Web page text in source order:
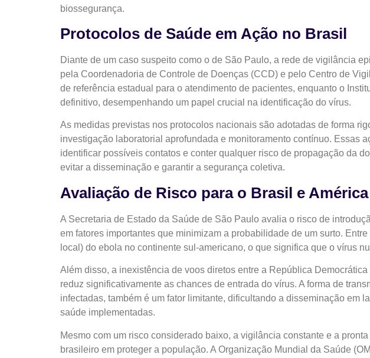
biossegurança.
Protocolos de Saúde em Ação no Brasil
Diante de um caso suspeito como o de São Paulo, a rede de vigilância
pela Coordenadoria de Controle de Doenças (CCD) e pelo Centro de
de referência estadual para o atendimento de pacientes, enquanto o
definitivo, desempenhando um papel crucial na identificação do vírus.
As medidas previstas nos protocolos nacionais são adotadas de forma
investigação laboratorial aprofundada e monitoramento contínuo. Essas
identificar possíveis contatos e conter qualquer risco de propagação da
evitar a disseminação e garantir a segurança coletiva.
Avaliação de Risco para o Brasil e
A Secretaria de Estado da Saúde de São Paulo avalia o risco de
em fatores importantes que minimizam a probabilidade de um surto.
local) do ebola no continente sul-americano, o que significa que o vírus
Além disso, a inexistência de voos diretos entre a República
reduz significativamente as chances de entrada do vírus. A forma de
infectadas, também é um fator limitante, dificultando a disseminação
saúde implementadas.
Mesmo com um risco considerado baixo, a vigilância constante e a
brasileiro em proteger a população. A Organização Mundial da Saúde